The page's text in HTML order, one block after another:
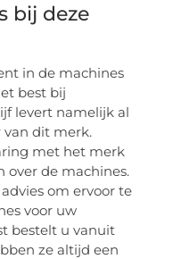
bij deze
in de machines
best bij
levert namelijk al
van dit merk.
met het merk
over de machines.
om ervoor te
voor uw
bestelt u vanuit
ze altijd een